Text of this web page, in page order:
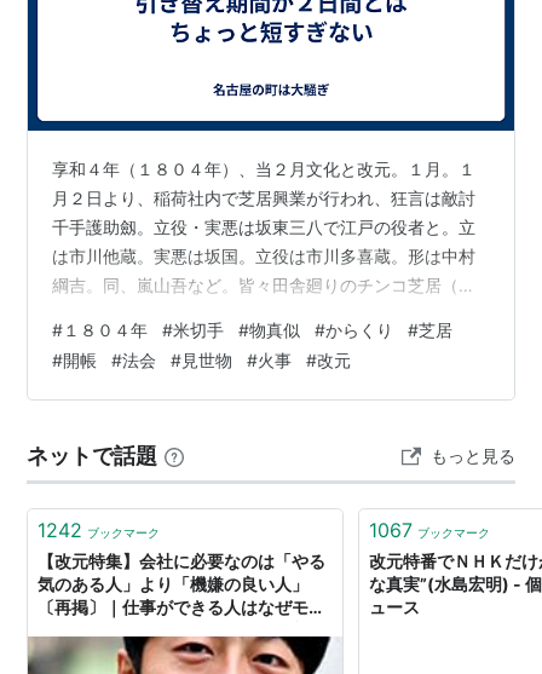
享和４年（１８０４年）、当２月文化と改元。１月。１
月２日より、稲荷社内で芝居興業が行われ、狂言は敵討
千手護助劔。立役・実悪は坂東三八で江戸の役者と。立
は市川他蔵。実悪は坂国。立役は市川多喜蔵。形は中村
綱吉。同、嵐山吾など。皆々田舎廻りのチンコ芝居（子
が多い。８日、９日の両日に２朱以上の米切手（米手
形）を引き替える。平田所（尾張藩の御用両替）で古い
米切手と新しい米切手を引き替え、大いに混雑する。こ
町家の輩は昨年の御当金（御用金）のため殊の外倹約を
申し合わせ、全員年頭の祝儀を止め、上下などを着用せ
# １８０４年 #米切手 #物真似 #からくり #芝居
#開帳 #法会 #見世物 #火事 #改元
ネットで話題 もっと見る
1242 ブックマーク
【改元特集】会社に必要なのは「やる
気のある人」より「機嫌の良い人」
〔再掲〕｜仕事ができる人はなぜモチ
孝夫
1067 ブックマーク
改元特番でＮＨＫだ
な真実”(水島宏明) -
ュース